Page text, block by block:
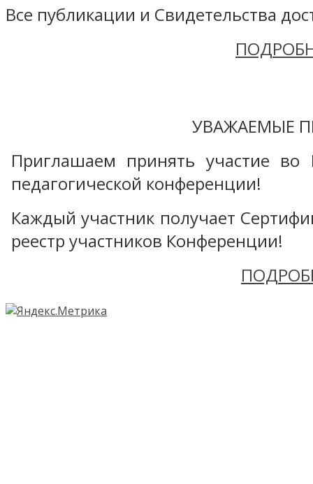
Все публикации и Свидетельства
УВАЖАЕМЫЕ
Приглашаем принять участие во
педагогической конференции!
Каждый участник получает
реестр участников Конференции!